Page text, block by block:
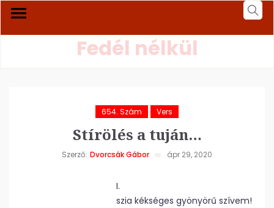
Fedél nélkül
654. Szám Vers
Stírölés a tuján…
Szerző: Dvorcsák Gábor ápr 29, 2020
I.
szia kékséges gyönyörű szívem!